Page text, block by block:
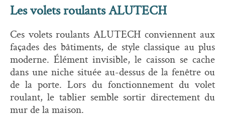
Les volets roulants ALUTECH
Ces volets roulants ALUTECH conviennent aux
façades des bâtiments, de style classique au plus
moderne. Élément invisible, le caisson se cache
dans une niche située au-dessus de la fenêtre ou
de la porte. Lors du fonctionnement du volet
roulant, le tablier semble sortir directement du
mur de la maison.